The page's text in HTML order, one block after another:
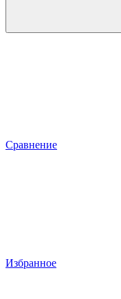
Сравнение
Избранное